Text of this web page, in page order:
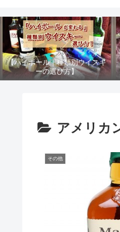
【ハイボール｜種類別ウイスキ
ーの選び方】
アメリカ
その他